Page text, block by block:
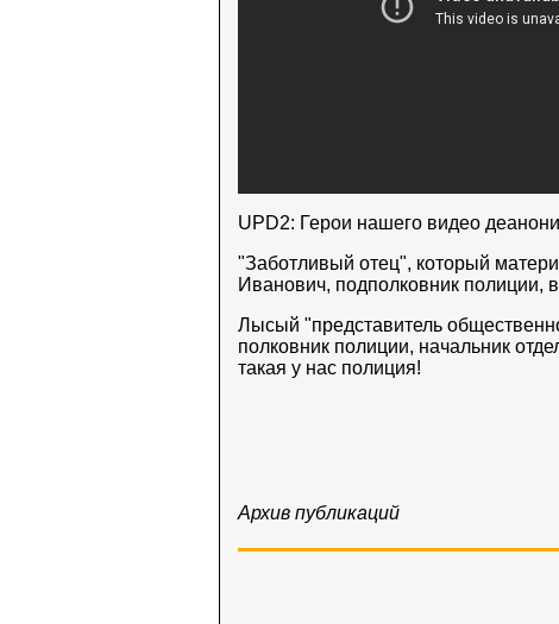
UPD2: Герои нашего видео
"Заботливый отец", который
Иванович, подполковник полиции,
Лысый "представитель
полковник полиции, начальник
такая у нас полиция!
Архив публикаций